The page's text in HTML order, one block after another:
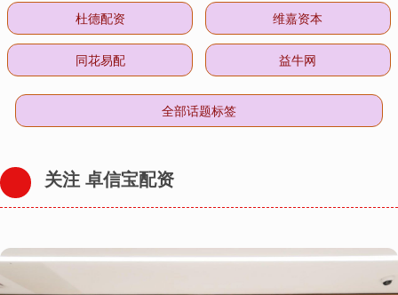
杜德配资 维嘉资本
同花易配 益牛网
全部话题标签
关注 卓信宝配资